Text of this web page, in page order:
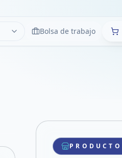
LimpiarBolsa de trabajo
Compartir producto
Compartir por WhatsApp
Compartir por mail
PRODUCTO